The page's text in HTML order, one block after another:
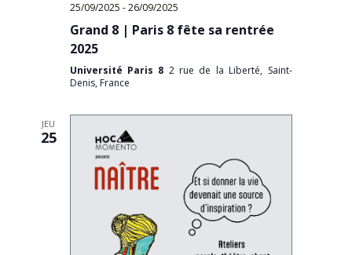
25/09/2025 -26/09/2025
Grand 8 | Paris 8 fête sa rentrée
2025
Université Paris 8 2 rue de la Liberté, Saint-
Denis, France
JEU
25